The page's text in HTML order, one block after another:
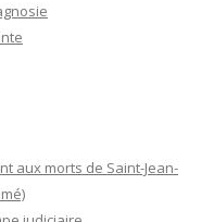
aux morts de Saint-Jean-